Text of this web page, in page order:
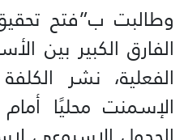
وطالبت ب”فتح
الفارق الكبير بين
الفعلية، نشر
الإسمنت محليًا أمام